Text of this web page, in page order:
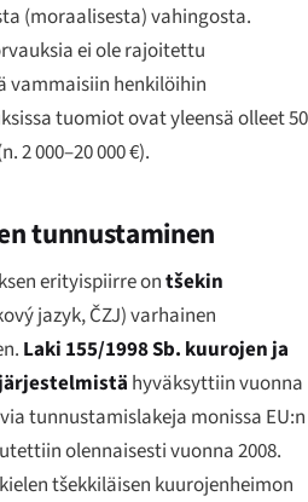
(moraalisesta) vahingosta.
ei ole rajoitettu
vammaisiin henkilöihin
tuomiot ovat yleensä olleet 50
2 000–20 000 €).
tunnustaminen
erityispiirre ontšekin
jazyk, ČZJ) varhainen
Laki 155/1998 Sb. kuurojen ja
hyväksyttiin vuonna
tunnustamislakeja monissa EU:n
olennaisesti vuonna 2008.
tšekkiläisen kuurojenheimon